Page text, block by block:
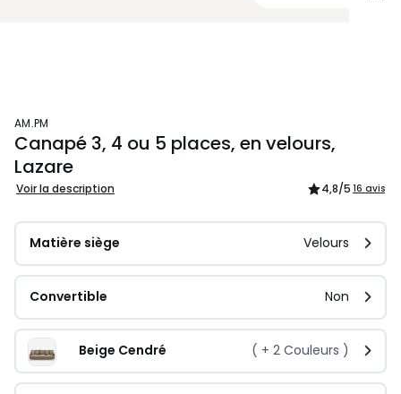
AM.PM
Canapé 3, 4 ou 5 places, en velours,
Lazare
Voir la description 4,8/5 16 avis
Matière siège Velours
Convertible Non
Beige Cendré ( + 2 Couleurs )